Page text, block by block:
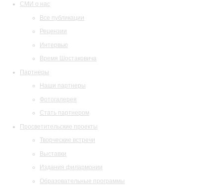
СМИ о нас
Все публикации
Рецензии
Интервью
Время Шостаковича
Партнеры
Наши партнеры
Фотогалерея
Стать партнером
Просветительские проекты
Творческие встречи
Выставки
Издания филармонии
Образовательные программы